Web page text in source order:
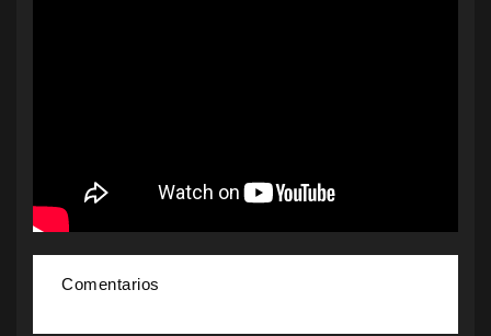
Comentarios